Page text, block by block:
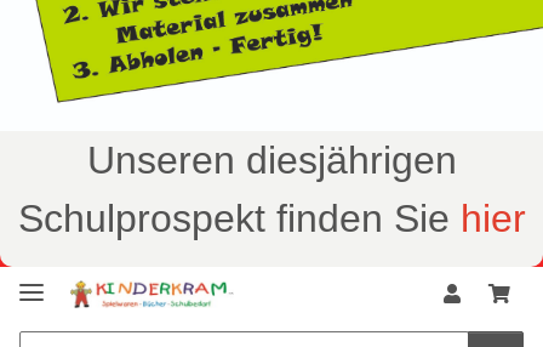
Unseren diesjährigen
Schulprospekt finden Sie hier